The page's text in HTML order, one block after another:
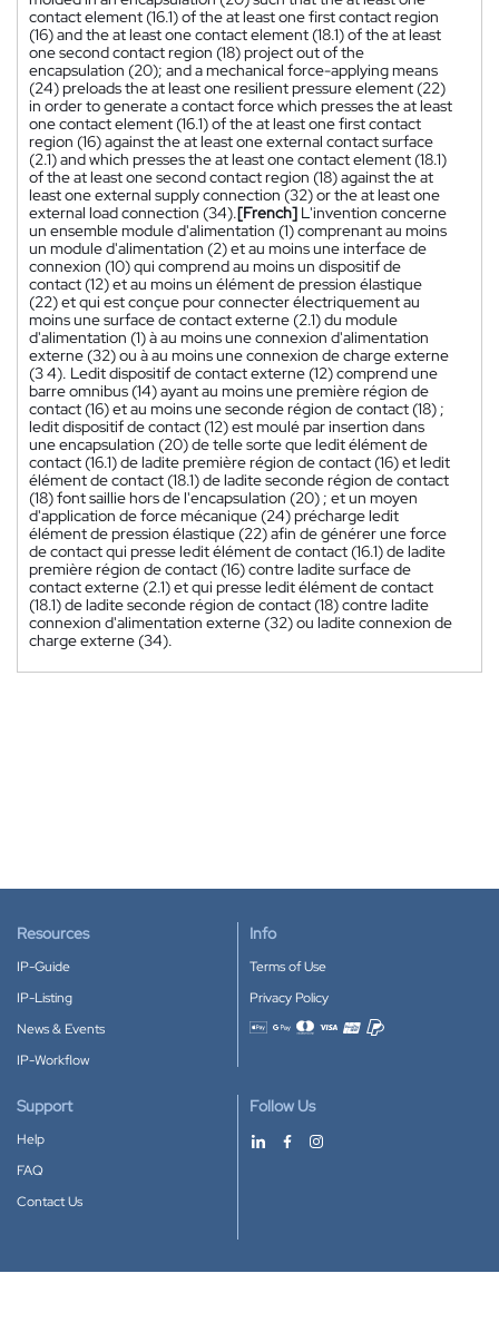
contact element (16.1) of the at least one first contact region
(16) and the at least one contact element (18.1) of the at least
one second contact region (18) project out of the
encapsulation (20); and a mechanical force-applying means
(24) preloads the at least one resilient pressure element (22)
in order to generate a contact force which presses the at least
one contact element (16.1) of the at least one first contact
region (16) against the at least one external contact surface
(2.1) and which presses the at least one contact element (18.1)
of the at least one second contact region (18) against the at
least one external supply connection (32) or the at least one
external load connection (34).[French] L'invention concerne
un ensemble module d'alimentation (1) comprenant au moins
un module d'alimentation (2) et au moins une interface de
connexion (10) qui comprend au moins un dispositif de
contact (12) et au moins un élément de pression élastique
(22) et qui est conçue pour connecter électriquement au
moins une surface de contact externe (2.1) du module
d'alimentation (1) à au moins une connexion d'alimentation
externe (32) ou à au moins une connexion de charge externe
(3 4). Ledit dispositif de contact externe (12) comprend une
barre omnibus (14) ayant au moins une première région de
contact (16) et au moins une seconde région de contact (18) ;
ledit dispositif de contact (12) est moulé par insertion dans
une encapsulation (20) de telle sorte que ledit élément de
contact (16.1) de ladite première région de contact (16) et ledit
élément de contact (18.1) de ladite seconde région de contact
(18) font saillie hors de l'encapsulation (20) ; et un moyen
d'application de force mécanique (24) précharge ledit
élément de pression élastique (22) afin de générer une force
de contact qui presse ledit élément de contact (16.1) de ladite
première région de contact (16) contre ladite surface de
contact externe (2.1) et qui presse ledit élément de contact
(18.1) de ladite seconde région de contact (18) contre ladite
connexion d'alimentation externe (32) ou ladite connexion de
charge externe (34).
Resources
IP-Guide
IP-Listing
News & Events
IP-Workflow
Info
Terms of Use
Privacy Policy
Accepted payment methods
Support
Help
FAQ
Contact Us
Follow Us